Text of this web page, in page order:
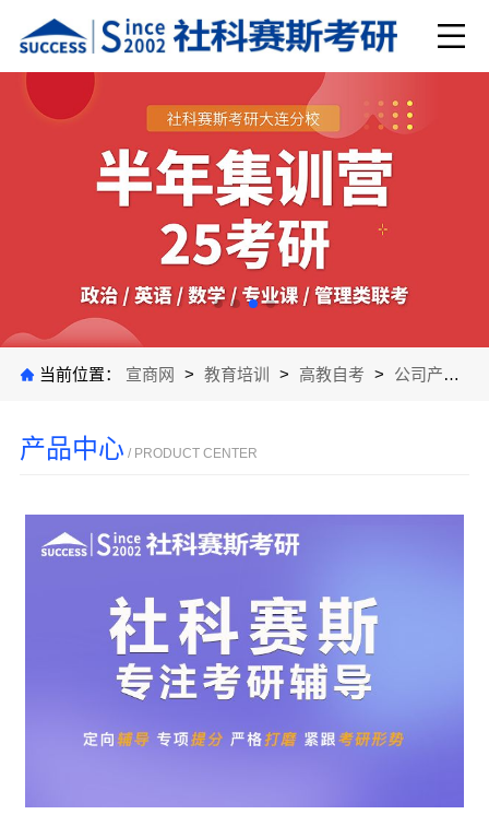
当前位置： 宣商网 > 教育培训 > 高教自考 > 公司产品
产品中心 / PRODUCT CENTER